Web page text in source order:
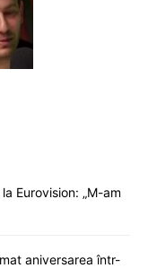
Eurovision: „M-am
aniversarea într-